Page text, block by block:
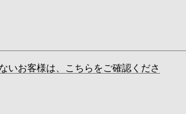
いお客様は、こちらをご確認くださ